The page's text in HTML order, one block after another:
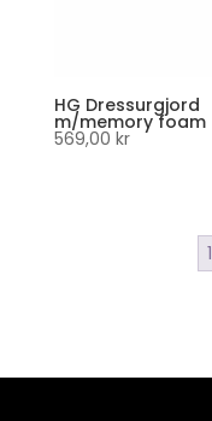
HG Dressurgjord
m/memory foam
569,00 kr
1